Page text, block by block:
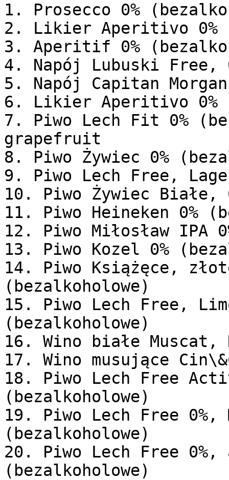
1. Prosecco 0%
2. Likier Aperitivo 0%
3. Aperitif 0%
4. Napój Lubuski Free,
5. Napój Capitan
6. Likier Aperitivo 0%
7. Piwo Lech Fit 0%
grapefruit
8. Piwo Żywiec 0%
9. Piwo Lech Free,
10. Piwo Żywiec Białe,
11. Piwo Heineken 0%
12. Piwo Miłosław IPA
13. Piwo Kozel 0%
14. Piwo Książęce,
(bezalkoholowe)
15. Piwo Lech Free,
(bezalkoholowe)
16. Wino białe Muscat,
17. Wino musujące
18. Piwo Lech Free
(bezalkoholowe)
19. Piwo Lech Free
(bezalkoholowe)
20. Piwo Lech Free
(bezalkoholowe)